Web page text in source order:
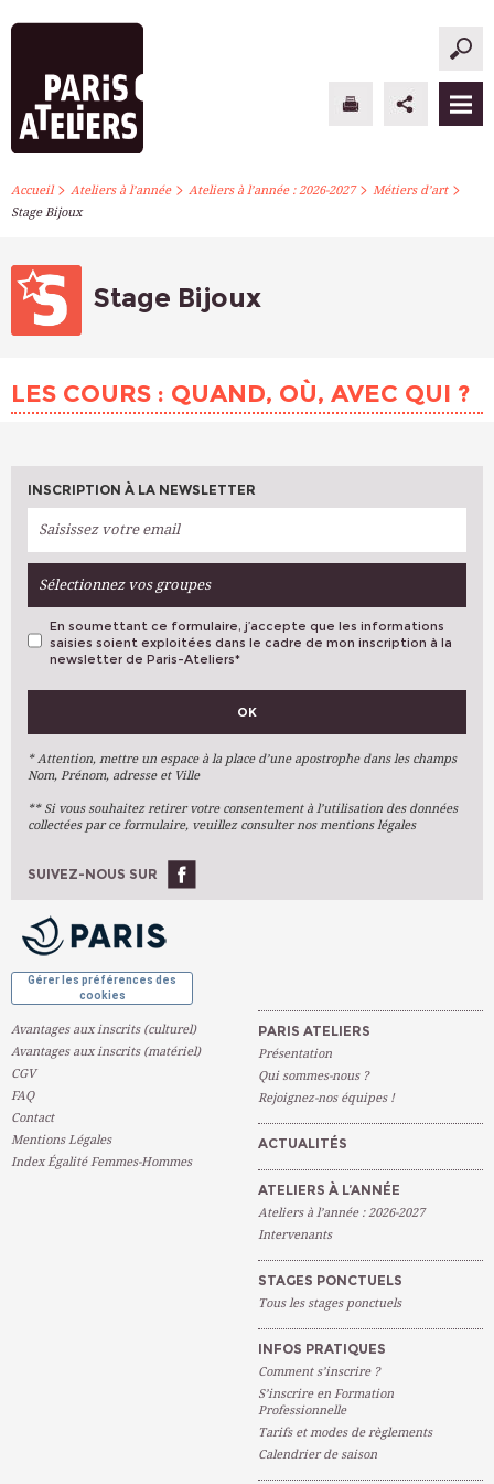
PARIS ATELIERS
ATELIERS À L’ANNÉE
INFOS PRATIQUES
Accueil> Ateliers à l’année> Ateliers à l’année : 2026-2027> Métiers d’art>
Stage Bijoux
Stage Bijoux
LES COURS : QUAND, OÙ, AVEC QUI ?
INSCRIPTION À LA NEWSLETTER
Sélectionnez vos groupes
VOS PRÉFÉRENCES
Arts Plastiques
Arts Du Texte
Arts Numériques
Ateliers À L'année
En soumettant ce formulaire, j’accepte que les informations
saisies soient exploitées dans le cadre de mon inscription à la
newsletter de Paris-Ateliers*
OK
* Attention, mettre un espace à la place d’une apostrophe dans les champs
Nom, Prénom, adresse et Ville
** Si vous souhaitez retirer votre consentement à l’utilisation des données
collectées par ce formulaire, veuillez consulter nos mentions légales
SUIVEZ-NOUS SUR
Gérer les préférences des
cookies
Avantages aux inscrits (culturel)
Avantages aux inscrits (matériel)
CGV
FAQ
Contact
Mentions Légales
Index Égalité Femmes-Hommes
PARIS ATELIERS
Présentation
Qui sommes-nous ?
Rejoignez-nos équipes !
ACTUALITÉS
ATELIERS À L’ANNÉE
Ateliers à l’année : 2026-2027
Intervenants
STAGES PONCTUELS
Tous les stages ponctuels
INFOS PRATIQUES
Comment s’inscrire ?
S’inscrire en Formation
Professionnelle
Tarifs et modes de règlements
Calendrier de saison